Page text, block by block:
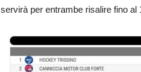
servirà per entrambe risalire fino al